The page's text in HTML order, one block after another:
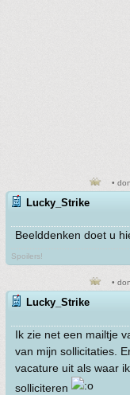
•
Lucky_Strike
Beelddenken doet u
Spoilers!
•
Lucky_Strike
Ik zie net een mailtje
van mijn sollicitaties.
vacature uit als waar
solliciteren